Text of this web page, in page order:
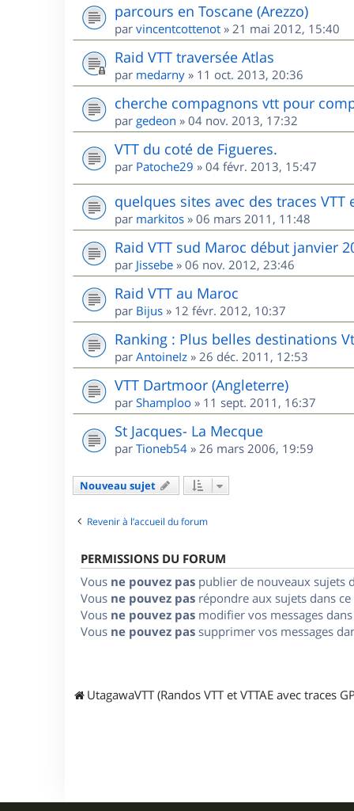
parcours en Toscane (Arezzo)
par vincentcottenot » 21 mai 2012, 15:40
Raid VTT traversée Atlas
par medarny » 11 oct. 2013, 20:36
cherche compagnons vtt pour
par gedeon » 04 nov. 2013, 17:32
VTT du coté de Figueres.
par Patoche29 » 04 févr. 2013, 15:47
quelques sites avec des traces VTT
par markitos » 06 mars 2011, 11:48
Raid VTT sud Maroc début janvier
par Jissebe » 06 nov. 2012, 23:46
Raid VTT au Maroc
par Bijus » 12 févr. 2012, 10:37
Ranking : Plus belles destinations
par AntoineIz » 26 déc. 2011, 12:53
VTT Dartmoor (Angleterre)
par Shamploo » 11 sept. 2011, 16:37
St Jacques- La Mecque
par Tioneb54 » 26 mars 2006, 19:59
Nouveau sujet
Revenir à l’accueil du forum
PERMISSIONS DU FORUM
Vous ne pouvez pas publier de nouveaux sujets
Vous ne pouvez pas répondre aux sujets dans
Vous ne pouvez pas modifier vos messages
Vous ne pouvez pas supprimer vos messages
UtagawaVTT (Randos VTT et VTTAE avec traces